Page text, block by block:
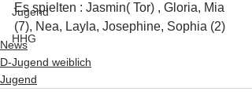
Jugend
HHG
Es spielten : Jasmin( Tor) , Gloria, Mia
(7), Nea, Layla, Josephine, Sophia (2)
News
D-Jugend weiblich
Jugend